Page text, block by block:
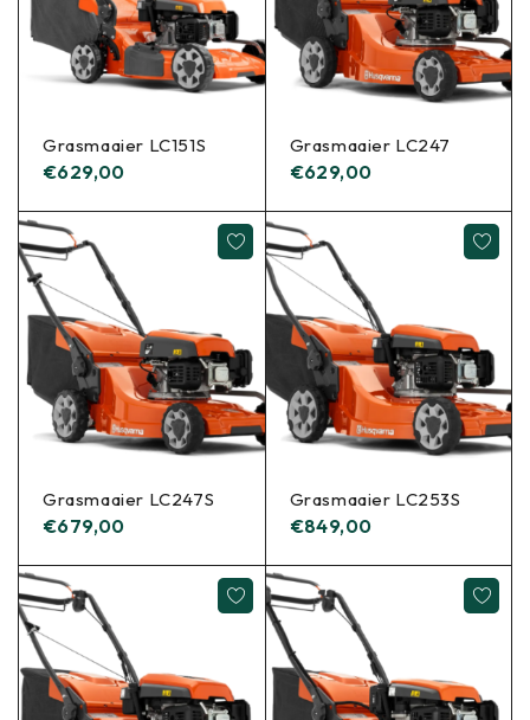
Grasmaaier LC151S
€629,00
Grasmaaier LC247
€629,00
Grasmaaier LC247S
€679,00
Grasmaaier LC253S
€849,00